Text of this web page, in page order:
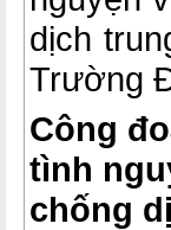
dịch
Trường
Công
tình
chống